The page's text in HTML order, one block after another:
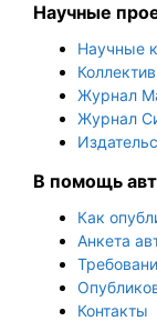
Научные
Научные
Журнал
Журнал
В помощь
Как
Анкета
Контакты